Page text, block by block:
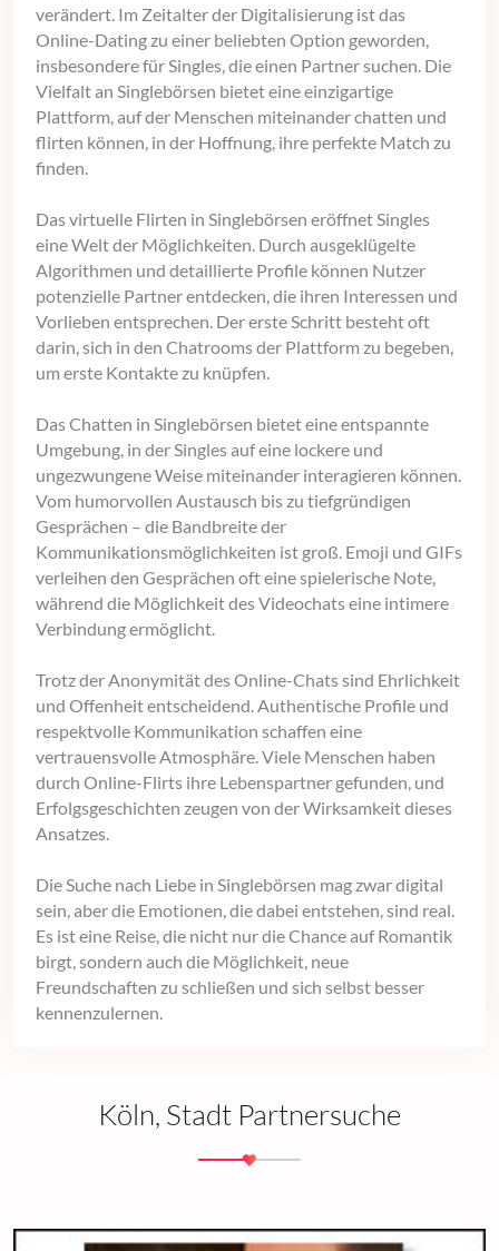
verändert. Im Zeitalter der Digitalisierung ist das
Online-Dating zu einer beliebten Option geworden,
insbesondere für Singles, die einen Partner suchen. Die
Vielfalt an Singlebörsen bietet eine einzigartige
Plattform, auf der Menschen miteinander chatten und
flirten können, in der Hoffnung, ihre perfekte Match zu
finden.
Das virtuelle Flirten in Singlebörsen eröffnet Singles
eine Welt der Möglichkeiten. Durch ausgeklügelte
Algorithmen und detaillierte Profile können Nutzer
potenzielle Partner entdecken, die ihren Interessen und
Vorlieben entsprechen. Der erste Schritt besteht oft
darin, sich in den Chatrooms der Plattform zu begeben,
um erste Kontakte zu knüpfen.
Das Chatten in Singlebörsen bietet eine entspannte
Umgebung, in der Singles auf eine lockere und
ungezwungene Weise miteinander interagieren können.
Vom humorvollen Austausch bis zu tiefgründigen
Gesprächen – die Bandbreite der
Kommunikationsmöglichkeiten ist groß. Emoji und GIFs
verleihen den Gesprächen oft eine spielerische Note,
während die Möglichkeit des Videochats eine intimere
Verbindung ermöglicht.
Trotz der Anonymität des Online-Chats sind Ehrlichkeit
und Offenheit entscheidend. Authentische Profile und
respektvolle Kommunikation schaffen eine
vertrauensvolle Atmosphäre. Viele Menschen haben
durch Online-Flirts ihre Lebenspartner gefunden, und
Erfolgsgeschichten zeugen von der Wirksamkeit dieses
Ansatzes.
Die Suche nach Liebe in Singlebörsen mag zwar digital
sein, aber die Emotionen, die dabei entstehen, sind real.
Es ist eine Reise, die nicht nur die Chance auf Romantik
birgt, sondern auch die Möglichkeit, neue
Freundschaften zu schließen und sich selbst besser
kennenzulernen.
Köln, Stadt Partnersuche